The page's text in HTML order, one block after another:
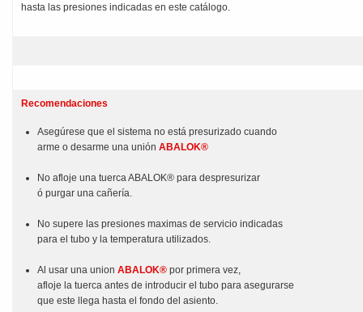
hasta las presiones indicadas en este catálogo.
Recomendaciones
Asegúrese que el sistema no está presurizado cuando
arme o desarme una unión ABALOK®
No afloje una tuerca ABALOK® para despresurizar
ó purgar una cañería.
No supere las presiones maximas de servicio indicadas
para el tubo y la temperatura utilizados.
Al usar una union ABALOK® por primera vez,
afloje la tuerca antes de introducir el tubo para asegurarse
que este llega hasta el fondo del asiento.